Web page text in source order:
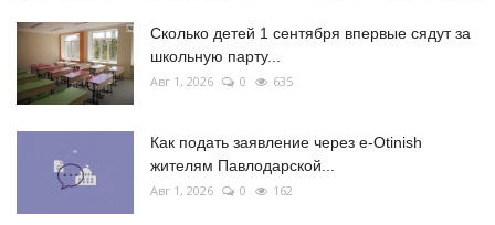
Сколько детей 1 сентября впервые сядут за
школьную парту...
Авг 1, 2026 0 635
Как подать заявление через e-Otinish
жителям Павлодарской...
Авг 1, 2026 0 162